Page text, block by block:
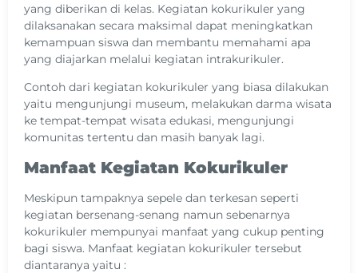
yang diberikan di kelas. Kegiatan kokurikuler yang
dilaksanakan secara maksimal dapat meningkatkan
kemampuan siswa dan membantu memahami apa
yang diajarkan melalui kegiatan intrakurikuler.
Contoh dari kegiatan kokurikuler yang biasa dilakukan
yaitu mengunjungi museum, melakukan darma wisata
ke tempat-tempat wisata edukasi, mengunjungi
komunitas tertentu dan masih banyak lagi.
Manfaat Kegiatan Kokurikuler
Meskipun tampaknya sepele dan terkesan seperti
kegiatan bersenang-senang namun sebenarnya
kokurikuler mempunyai manfaat yang cukup penting
bagi siswa. Manfaat kegiatan kokurikuler tersebut
diantaranya yaitu :